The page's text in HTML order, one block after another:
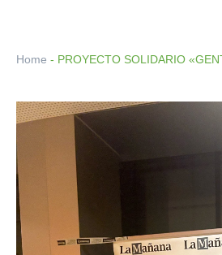
Home - PROYECTO SOLIDARIO